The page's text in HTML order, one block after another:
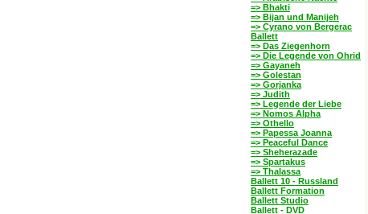
=> Bhakti
=> Bijan und Manijeh
=> Cyrano von Bergerac
Ballett
=> Das Ziegenhorn
=> Die Legende von Ohrid
=> Gayaneh
=> Golestan
=> Gorjanka
=> Judith
=> Legende der Liebe
=> Nomos Alpha
=> Othello
=> Papessa Joanna
=> Peaceful Dance
=> Sheherazade
=> Spartakus
=> Thalassa
Ballett 10 - Russland
Ballett Formation
Ballett Studio
Ballett - DVD